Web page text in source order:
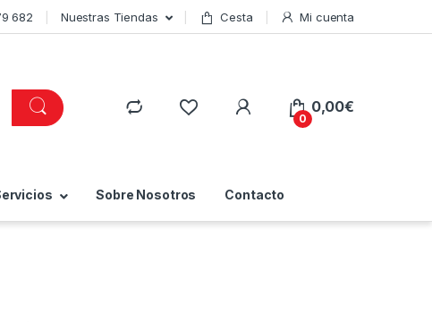
682 Nuestras Tiendas Cesta Mi cuenta
0
0,00€
Sobre Nosotros Contacto